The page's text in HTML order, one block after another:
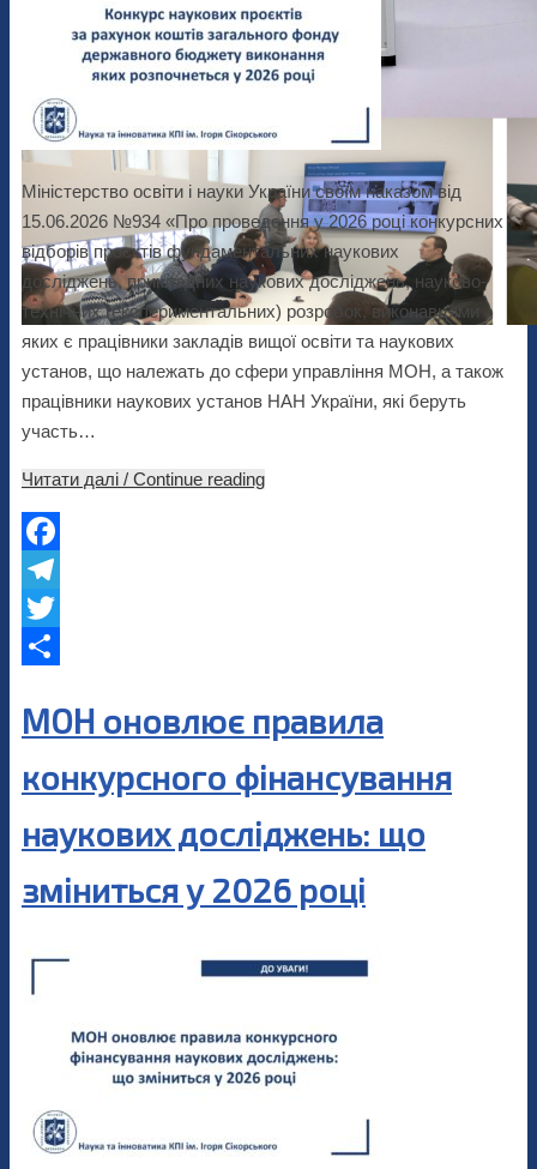
Міністерство освіти і науки України своїм наказом від
15.06.2026 №934 «Про проведення y 2026 poці конкурсних
відборiв проєктів фундаментальних наукових
досліджень, прикладних наукових досліджень, науково-
технічних (експериментальних) розробок, виконавцями
яких є працівники закладів вищої освіти та наукових
установ, що належать до сфери управління МОН, а також
працівники наукових установ НАН України, які беруть
участь…
Читати далі / Continue reading
Facebook
Telegram
Twitter
МОН оновлює правила
конкурсного фінансування
наукових досліджень: що
зміниться у 2026 році